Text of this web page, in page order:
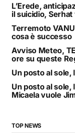
L’Erede,
il suicidio,
Terremoto
cosa è successo
Avviso Meteo,
ore su queste
Un posto al sole,
Un posto al sole,
Micaela vuole
TOP NEWS